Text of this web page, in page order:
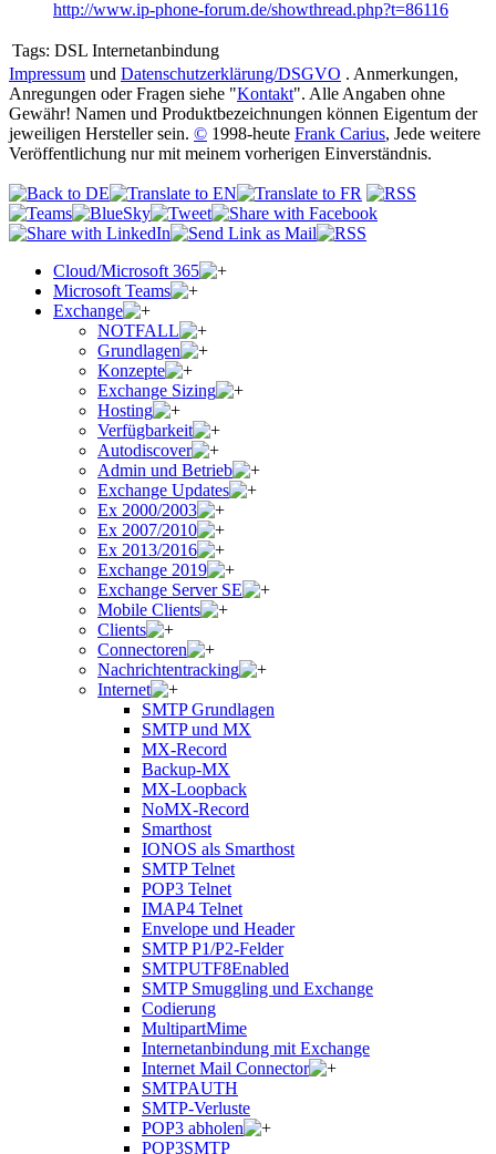
http://www.ip-phone-forum.de/showthread.php?t=86116
Tags: DSL Internetanbindung
Impressum und Datenschutzerklärung/DSGVO . Anmerkungen,
Anregungen oder Fragen siehe "Kontakt". Alle Angaben ohne
Gewähr! Namen und Produktbezeichnungen können Eigentum der
jeweiligen Hersteller sein. © 1998-heute Frank Carius, Jede weitere
Veröffentlichung nur mit meinem vorherigen Einverständnis.
Cloud/Microsoft 365
Microsoft Teams
Exchange
NOTFALL
Grundlagen
Konzepte
Exchange Sizing
Hosting
Verfügbarkeit
Autodiscover
Admin und Betrieb
Exchange Updates
Ex 2000/2003
Ex 2007/2010
Ex 2013/2016
Exchange 2019
Exchange Server SE
Mobile Clients
Clients
Connectoren
Nachrichtentracking
Internet
SMTP Grundlagen
SMTP und MX
MX-Record
Backup-MX
MX-Loopback
NoMX-Record
Smarthost
IONOS als Smarthost
SMTP Telnet
POP3 Telnet
IMAP4 Telnet
Envelope und Header
SMTP P1/P2-Felder
SMTPUTF8Enabled
SMTP Smuggling und Exchange
Codierung
MultipartMime
Internetanbindung mit Exchange
Internet Mail Connector
SMTPAUTH
SMTP-Verluste
POP3 abholen
POP3SMTP